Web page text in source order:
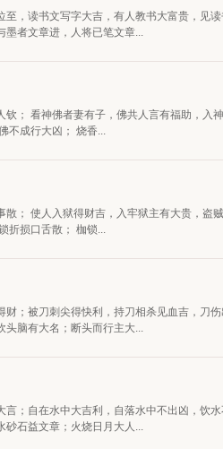
，读书文写字大吉，有人教书大富贵，见
墨者文章进，人将已笔文章...
； 看神佛者妻有子，佛共人言有福助，入
不成行大凶； 烧香...
； 使人入狱得财吉，入牢狱主有大贵，盗
折损口舌散； 枷锁...
；被刀刺尖得快利，持刀相杀见血吉，刀
头脑有大名；断头而行主大...
；自在水中大吉利，自落水中不出凶，饮
砂石益文章；火烧日月大人...